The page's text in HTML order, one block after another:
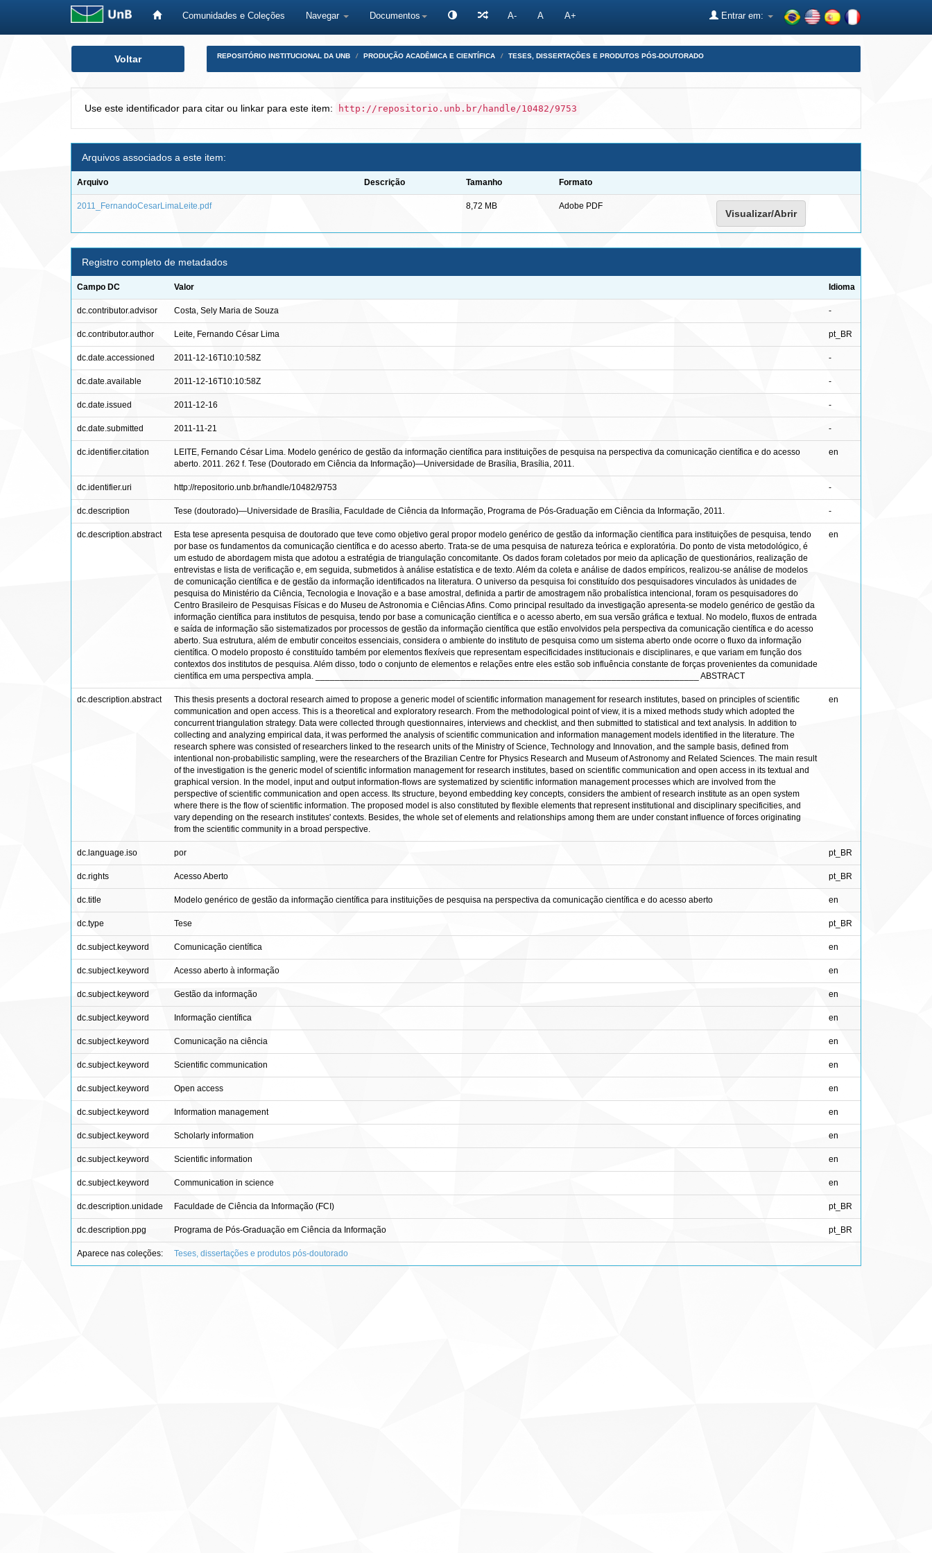
Comunidades e Coleções Navegar Documentos A- A A+ Entrar em:
Voltar REPOSITÓRIO INSTITUCIONAL DA UNB PRODUÇÃO ACADÊMICA E CIENTÍFICA TESES, DISSERTAÇÕES E PRODUTOS PÓS-DOUTORADO
Use este identificador para citar ou linkar para este item: http://repositorio.unb.br/handle/10482/9753
Arquivos associados a este item:
Arquivo Descrição Tamanho Formato
2011_FernandoCesarLimaLeite.pdf 8,72 MB Adobe PDF
Visualizar/Abrir
Registro completo de metadados
Campo DC Valor Idioma
dc.contributor.advisor Costa, Sely Maria de Souza -
dc.contributor.author Leite, Fernando César Lima pt_BR
dc.date.accessioned 2011-12-16T10:10:58Z -
dc.date.available 2011-12-16T10:10:58Z -
dc.date.issued 2011-12-16 -
dc.date.submitted 2011-11-21 -
dc.identifier.citation
LEITE, Fernando César Lima. Modelo genérico de gestão da informação científica para instituições de pesquisa na perspectiva da comunicação científica e do acesso
aberto. 2011. 262 f. Tese (Doutorado em Ciência da Informação)—Universidade de Brasília, Brasília, 2011.
en
dc.identifier.uri http://repositorio.unb.br/handle/10482/9753 -
dc.description Tese (doutorado)—Universidade de Brasília, Faculdade de Ciência da Informação, Programa de Pós-Graduação em Ciência da Informação, 2011. -
dc.description.abstract
Esta tese apresenta pesquisa de doutorado que teve como objetivo geral propor modelo genérico de gestão da informação científica para instituições de pesquisa, tendo
por base os fundamentos da comunicação científica e do acesso aberto. Trata-se de uma pesquisa de natureza teórica e exploratória. Do ponto de vista metodológico, é
um estudo de abordagem mista que adotou a estratégia de triangulação concomitante. Os dados foram coletados por meio da aplicação de questionários, realização de
entrevistas e lista de verificação e, em seguida, submetidos à análise estatística e de texto. Além da coleta e análise de dados empíricos, realizou-se análise de modelos
de comunicação científica e de gestão da informação identificados na literatura. O universo da pesquisa foi constituído dos pesquisadores vinculados às unidades de
pesquisa do Ministério da Ciência, Tecnologia e Inovação e a base amostral, definida a partir de amostragem não probalística intencional, foram os pesquisadores do
Centro Brasileiro de Pesquisas Físicas e do Museu de Astronomia e Ciências Afins. Como principal resultado da investigação apresenta-se modelo genérico de gestão da
informação científica para institutos de pesquisa, tendo por base a comunicação científica e o acesso aberto, em sua versão gráfica e textual. No modelo, fluxos de entrada
e saída de informação são sistematizados por processos de gestão da informação científica que estão envolvidos pela perspectiva da comunicação científica e do acesso
aberto. Sua estrutura, além de embutir conceitos essenciais, considera o ambiente do instituto de pesquisa como um sistema aberto onde ocorre o fluxo da informação
científica. O modelo proposto é constituído também por elementos flexíveis que representam especificidades institucionais e disciplinares, e que variam em função dos
contextos dos institutos de pesquisa. Além disso, todo o conjunto de elementos e relações entre eles estão sob influência constante de forças provenientes da comunidade
científica em uma perspectiva ampla. _______________________________________________________________________________ ABSTRACT
en
dc.description.abstract
This thesis presents a doctoral research aimed to propose a generic model of scientific information management for research institutes, based on principles of scientific
communication and open access. This is a theoretical and exploratory research. From the methodological point of view, it is a mixed methods study which adopted the
concurrent triangulation strategy. Data were collected through questionnaires, interviews and checklist, and then submitted to statistical and text analysis. In addition to
collecting and analyzing empirical data, it was performed the analysis of scientific communication and information management models identified in the literature. The
research sphere was consisted of researchers linked to the research units of the Ministry of Science, Technology and Innovation, and the sample basis, defined from
intentional non-probabilistic sampling, were the researchers of the Brazilian Centre for Physics Research and Museum of Astronomy and Related Sciences. The main result
of the investigation is the generic model of scientific information management for research institutes, based on scientific communication and open access in its textual and
graphical version. In the model, input and output information-flows are systematized by scientific information management processes which are involved from the
perspective of scientific communication and open access. Its structure, beyond embedding key concepts, considers the ambient of research institute as an open system
where there is the flow of scientific information. The proposed model is also constituted by flexible elements that represent institutional and disciplinary specificities, and
vary depending on the research institutes' contexts. Besides, the whole set of elements and relationships among them are under constant influence of forces originating
from the scientific community in a broad perspective.
en
dc.language.iso por pt_BR
dc.rights Acesso Aberto pt_BR
dc.title Modelo genérico de gestão da informação científica para instituições de pesquisa na perspectiva da comunicação científica e do acesso aberto en
dc.type Tese pt_BR
dc.subject.keyword Comunicação científica en
dc.subject.keyword Acesso aberto à informação en
dc.subject.keyword Gestão da informação en
dc.subject.keyword Informação científica en
dc.subject.keyword Comunicação na ciência en
dc.subject.keyword Scientific communication en
dc.subject.keyword Open access en
dc.subject.keyword Information management en
dc.subject.keyword Scholarly information en
dc.subject.keyword Scientific information en
dc.subject.keyword Communication in science en
dc.description.unidade Faculdade de Ciência da Informação (FCI) pt_BR
dc.description.ppg Programa de Pós-Graduação em Ciência da Informação pt_BR
Aparece nas coleções: Teses, dissertações e produtos pós-doutorado